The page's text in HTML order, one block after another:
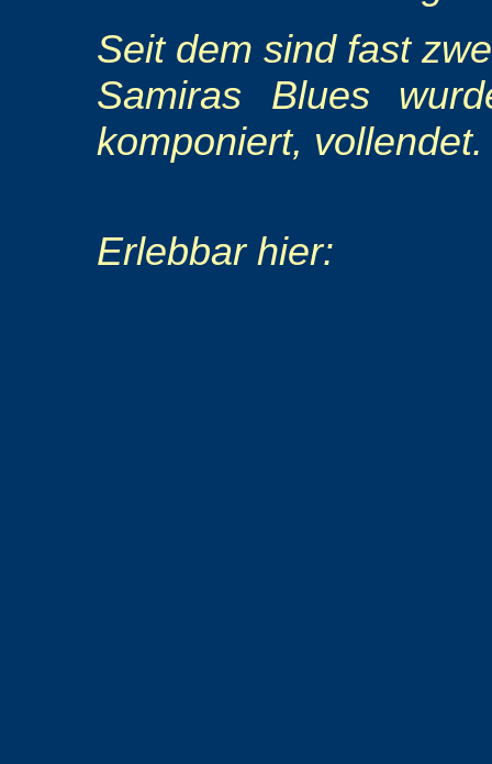
Seit dem sind fast
Samiras Blues
komponiert, vollendet.
Erlebbar hier: